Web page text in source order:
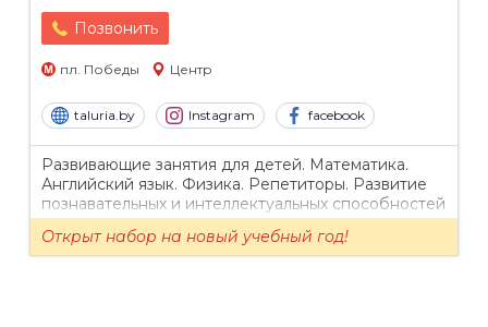
Позвонить
пл. Победы Центр
taluria.by Instagram facebook
Развивающие занятия для детей. Математика.
Английский язык. Физика. Репетиторы. Развитие
познавательных и интеллектуальных способностей
дошкольников.
Открыт набор на новый учебный год!